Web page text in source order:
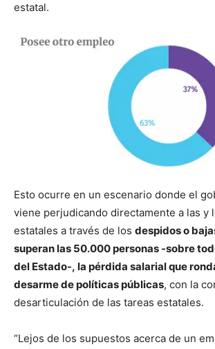
estatal.
Esto ocurre en un escenario donde el
viene perjudicando directamente a las y
estatales a través de los despidos o
superan las 50.000 personas -sobre
del Estado-, la pérdida salarial que
desarme de políticas públicas, con la
desarticulación de las tareas estatales.
“Lejos de los supuestos acerca de un